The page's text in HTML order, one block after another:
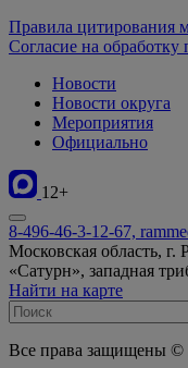
Правила цитирования
Согласие на
Новости
Новости округа
Мероприятия
Официально
12+
8-496-46-3-12-67,
Московская область, г.
«Сатурн», западная
Найти на карте
Все права защищены